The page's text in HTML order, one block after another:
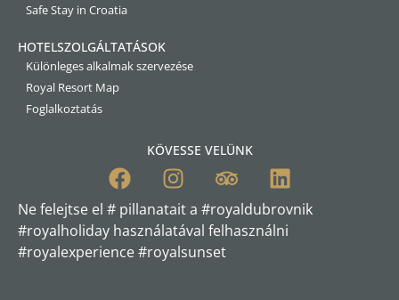
Safe Stay in Croatia
HOTELSZOLGÁLTATÁSOK
Különleges alkalmak szervezése
Royal Resort Map
Foglalkoztatás
KÖVESSE VELÜNK
Ne felejtse el # pillanatait a #royaldubrovnik
#royalholiday használatával felhasználni
#royalexperience #royalsunset